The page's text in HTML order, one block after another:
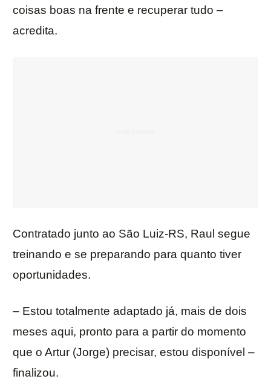
coisas boas na frente e recuperar tudo –
acredita.
Contratado junto ao São Luiz-RS, Raul segue
treinando e se preparando para quanto tiver
oportunidades.
– Estou totalmente adaptado já, mais de dois
meses aqui, pronto para a partir do momento
que o Artur (Jorge) precisar, estou disponível –
finalizou.